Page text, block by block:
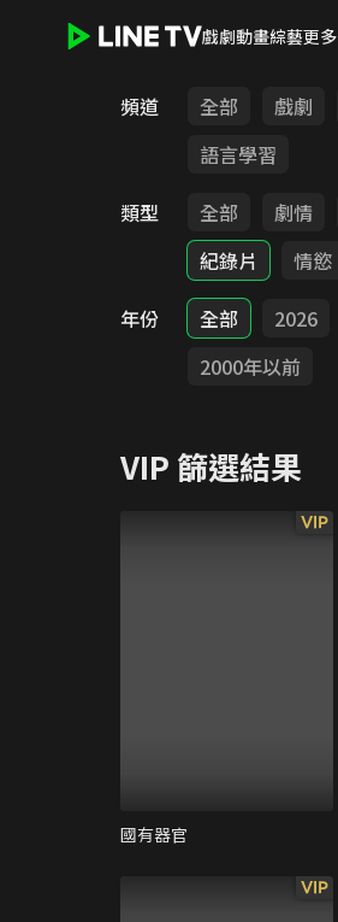
戲劇動畫綜藝更多
頻道 全部 戲劇
語言學習
類型
全部 劇情
紀錄片
情慾
年份
全部 2026
2000年以前
VIP 篩選結果
VIP
國有器官
VIP